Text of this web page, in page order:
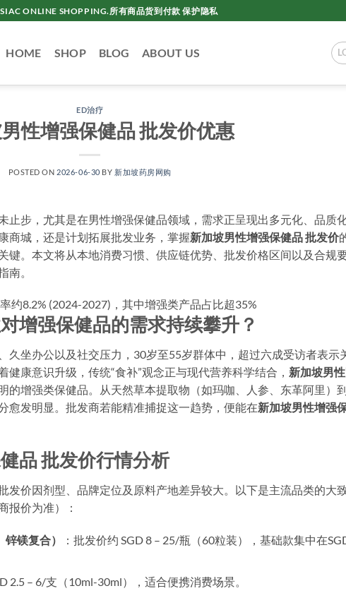
ONLINE SHOPPING.所有商品货到付款 保护隐私
HOME SHOP BLOG ABOUT US
ED治疗
性增强保健品 批发价优惠
POSTED ON 2026-06-30 BY 新加坡药房网购
止步，尤其是在男性增强保健品领域，需求正呈现出多元化、品质
商城，还是计划拓展批发业务，掌握新加坡男性增强保健品 批发价
键。本文将从本地消费习惯、供应链优势、批发价格区间以及合规
南。
约8.2% (2024-2027)，其中增强类产品占比超35%
增强保健品的需求持续攀升？
久坐办公以及社交压力，30岁至55岁群体中，超过六成受访者表示
康意识升级，传统“食补”观念正与现代营养科学结合， 新加坡男性
的增强类保健品。从天然草本提取物（如玛咖、人参、东革阿里）
愈发明显。批发商若能精准捕捉这一趋势，便能在新加坡男性增强
品 批发价行情分析
发价因剂型、品牌定位及原料产地差异较大。以下是主流品类的大
报价为准）：
镁复合）
：批发价约 SGD 8 – 25/瓶（60粒装），基础款集中在
2.5 – 6/支（10ml-30ml），适合便携消费场景。